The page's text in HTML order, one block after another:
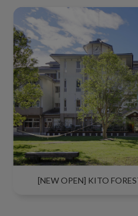
[NEW OPEN] KITO